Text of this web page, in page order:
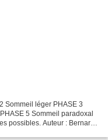
Sommeil léger PHASE 3
5 Sommeil paradoxal
possibles. Auteur : Bernard